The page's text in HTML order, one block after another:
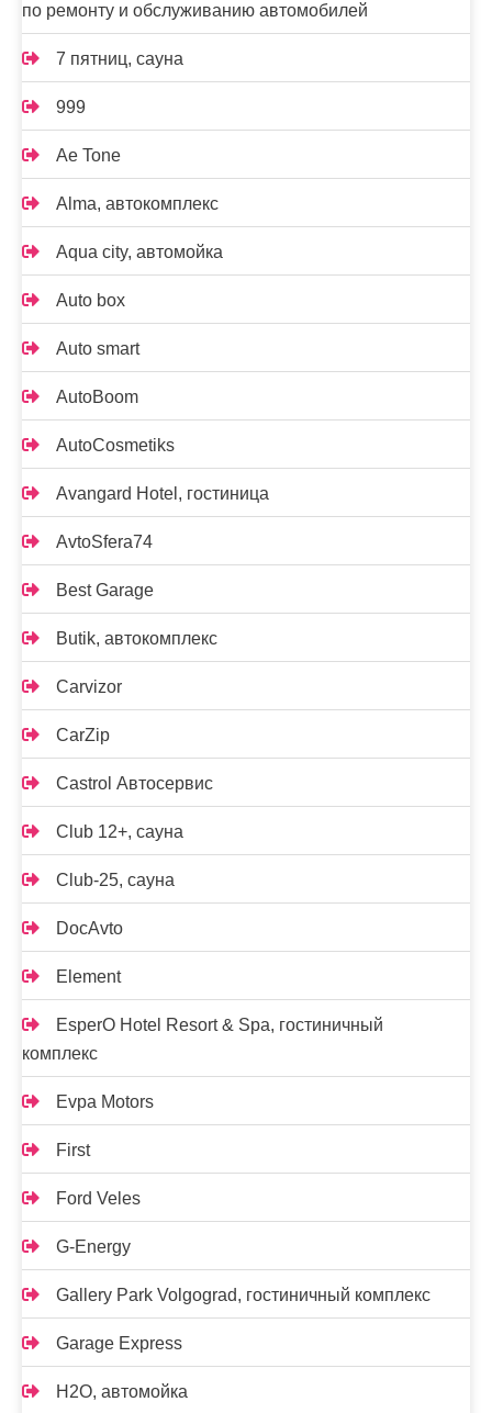
по ремонту и обслуживанию автомобилей
7 пятниц, сауна
999
Ae Tone
Alma, автокомплекс
Aqua city, автомойка
Auto box
Auto smart
AutoBoom
AutoCosmetiks
Avangard Hotel, гостиница
AvtoSfera74
Best Garage
Butik, автокомплекс
Carvizor
CarZip
Castrol Автосервис
Club 12+, сауна
Club-25, сауна
DocAvto
Element
EsperO Hotel Resort & Spa, гостиничный
комплекс
Evpa Motors
First
Ford Veles
G-Energy
Gallery Park Volgograd, гостиничный комплекс
Garage Express
H2O, автомойка